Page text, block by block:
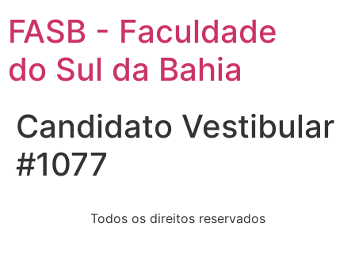
FASB - Faculdade
do Sul da Bahia
Candidato Vestibular
#1077
Todos os direitos reservados